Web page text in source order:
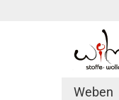
Weben